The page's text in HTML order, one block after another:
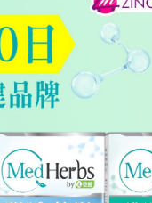
名
及暗瘡問
最新